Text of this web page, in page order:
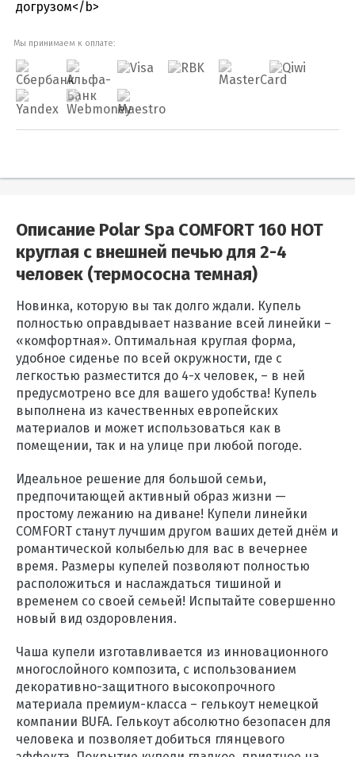
Мы принимаем к оплате:
Описание Polar Spa COMFORT 160 HOT
круглая с внешней печью для 2-4
человек (термососна темная)
Новинка, которую вы так долго ждали. Купель
полностью оправдывает название всей линейки –
«комфортная». Оптимальная круглая форма,
удобное сиденье по всей окружности, где с
легкостью разместится до 4-х человек, – в ней
предусмотрено все для вашего удобства! Купель
выполнена из качественных европейских
материалов и может использоваться как в
помещении, так и на улице при любой погоде.
Идеальное решение для большой семьи,
предпочитающей активный образ жизни —
простому лежанию на диване! Купели линейки
COMFORT станут лучшим другом ваших детей днём и
романтической колыбелью для вас в вечернее
время. Размеры купелей позволяют полностью
расположиться и наслаждаться тишиной и
временем со своей семьей! Испытайте совершенно
новый вид оздоровления.
Чаша купели изготавливается из инновационного
многослойного композита, с использованием
декоративно-защитного высокопрочного
материала премиум-класса – гелькоут немецкой
компании BUFA. Гелькоут абсолютно безопасен для
человека и позволяет добиться глянцевого